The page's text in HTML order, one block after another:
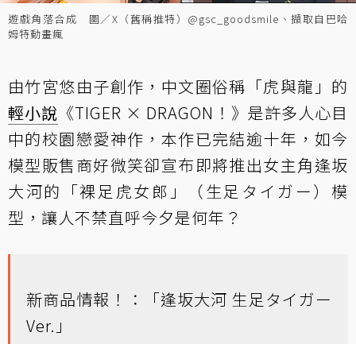
遊戲角落合成 圖／X（舊稱推特）@gsc_goodsmile、擷取自巴哈
姆特動畫瘋
由竹宮悠由子創作，中文圈俗稱「虎與龍」的
輕小說 《TIGER × DRAGON！》是許多人心目
中的校園戀愛神作，本作已完結逾十年，如今
模型販售商好微笑卻宣布即將推出女主角逢坂
大河的「裸足虎女郎」（生足タイガー）模
型，讓人不禁直呼今夕是何年？
新商品情報！：「逢坂大河 生足タイガー
Ver.」